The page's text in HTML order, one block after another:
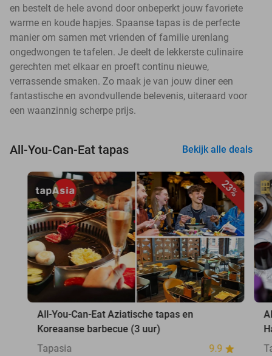
en bestelt de hele avond door onbeperkt jouw favoriete
warme en koude hapjes. Spaanse tapas is de perfecte
manier om samen met vrienden of familie urenlang
ongedwongen te tafelen. Je deelt de lekkerste culinaire
gerechten met elkaar en proeft continu nieuwe,
verrassende smaken. Zo maak je van jouw diner een
fantastische en avondvullende belevenis, uiteraard voor
een waanzinnig scherpe prijs.
All-You-Can-Eat tapas Bekijk alle deals
23%
All-You-Can-Eat Aziatische tapas en
Koreaanse barbecue (3 uur)
Tapasia
9.9